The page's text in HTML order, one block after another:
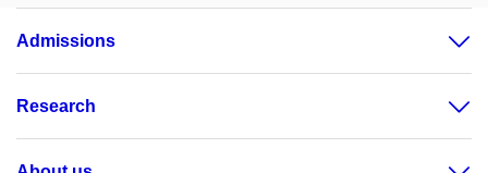
Admissions
Research